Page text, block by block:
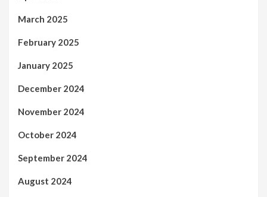
March 2025
February 2025
January 2025
December 2024
November 2024
October 2024
September 2024
August 2024